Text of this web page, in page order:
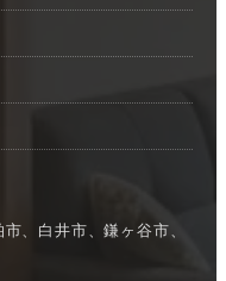
、白井市、鎌ヶ谷市、